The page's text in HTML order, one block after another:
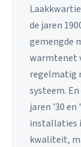
de jaren
gemengde
warmtenet
regelmatig
systeem.
jaren '30 en
installaties
kwaliteit,